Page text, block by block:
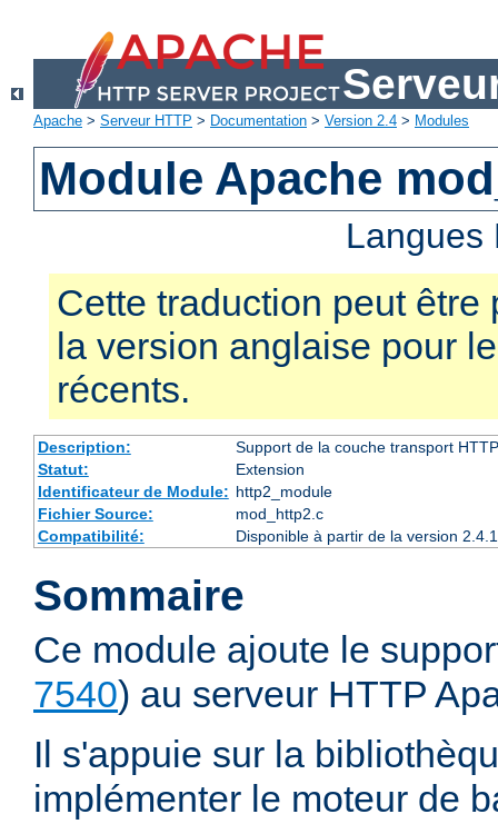
Apache > Serveur HTTP > Documentation > Version 2.4 > Modules
Module Apache
Cette traduction peut être
la version anglaise pour
récents.
Description:
Support de la couche transport
Statut:
Extension
Identificateur de Module: http2_module
Fichier Source:
mod_http2.c
Compatibilité:
Disponible à partir de la version
Sommaire
Ce module ajoute le
7540) au serveur HTTP
Il s'appuie sur la
implémenter le moteur de